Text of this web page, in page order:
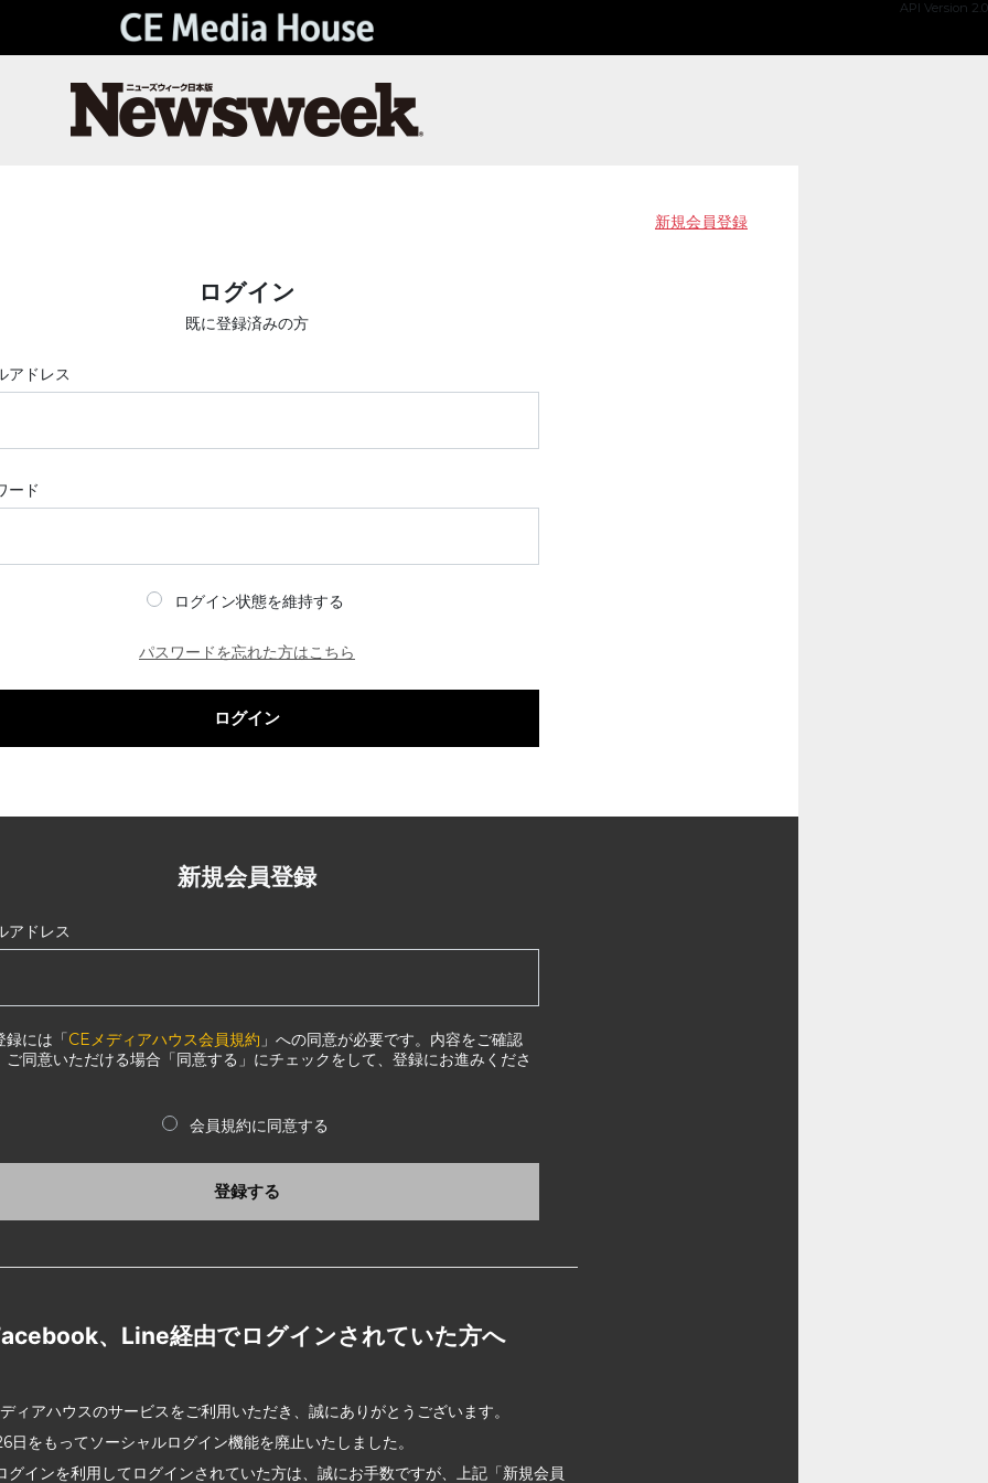
API Version 2.0
新規会員登録
ログイン
既に登録済みの方
アドレス
ード
ログイン状態を維持する
パスワードを忘れた方はこちら
ログイン
新規会員登録
アドレス
録には「CEメディアハウス会員規約 」への同意が必要です。内容をご確認
ご同意いただける場合「同意する」にチェックをして、登録にお進みくださ
会員規約に同意する
登録する
、Line経由でログインされていた方へ
ィアハウスのサービスをご利用いただき、誠にありがとうございます。
日をもってソーシャルログイン機能を廃止いたしました。
グインを利用してログインされていた方は、誠にお手数ですが、上記「新規会員